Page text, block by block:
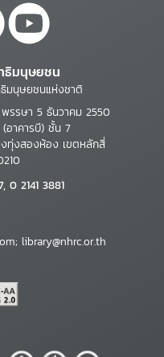
ธิมนุษยชน
มนุษยชนแห่งชาติ
รรษา 5 ธันวาคม 2550
อาคารบี) ชั้น 7
ทุ่งสองห้อง เขตหลักสี่
0 2141 3881
library@nhrc.or.th